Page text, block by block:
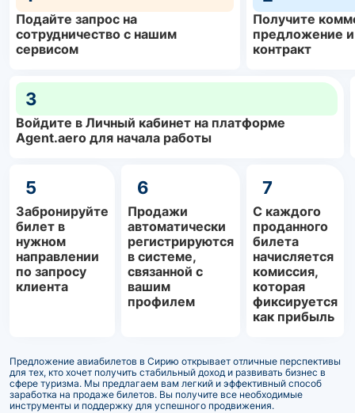
Подайте запрос на
сотрудничество с нашим
сервисом
Получите
предложение
контракт
3
Войдите в Личный кабинет на платформе
Agent.aero для начала работы
5
Забронируйте
билет в
нужном
направлении
по запросу
клиента
6
Продажи
автоматически
регистрируются
в системе,
связанной с
вашим
профилем
7
С каждого
проданного
билета
начисляется
комиссия,
которая
фиксируется
как прибыль
Предложение авиабилетов в Сирию открывает отличные перспективы
для тех, кто хочет получить стабильный доход и развивать бизнес в
сфере туризма. Мы предлагаем вам легкий и эффективный способ
заработка на продаже билетов. Вы получите все необходимые
инструменты и поддержку для успешного продвижения.